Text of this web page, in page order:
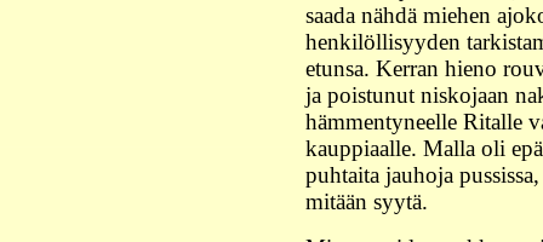
saada nähdä miehen
henkilöllisyyden
etunsa. Kerran hieno
ja poistunut niskojaan
hämmentyneelle Ritalle
kauppiaalle. Malla oli
puhtaita jauhoja
mitään syytä.